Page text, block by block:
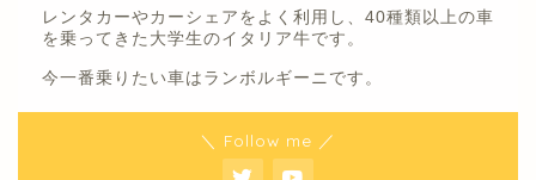
レンタカーやカーシェアをよく利用し、40種類以上の車
を乗ってきた大学生のイタリア牛です。
今一番乗りたい車はランボルギーニです。
＼ Follow me ／